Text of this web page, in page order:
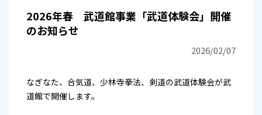
2026年春 武道館事業「武道体験会」開催
のお知らせ
2026/02/07
なぎなた、合気道、少林寺拳法、剣道の武道体験会が武
道館で開催します。